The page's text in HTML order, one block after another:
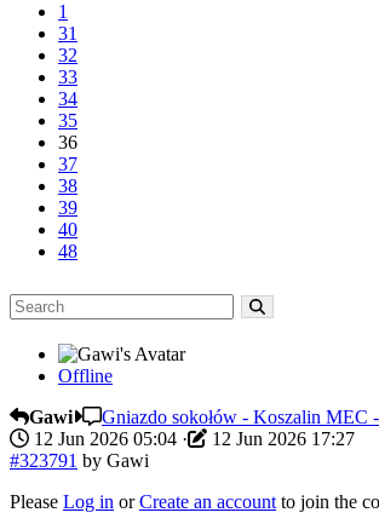
1
31
32
33
34
35
36
37
38
39
40
48
Offline
Gawi
Gniazdo sokołów - Koszalin MEC
12 Jun 2026 05:04 ·
12 Jun 2026 17:27
#323791 by Gawi
Please Log in orCreate an account to join the